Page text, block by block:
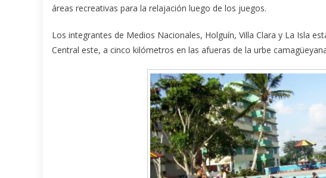
áreas recreativas para la relajación luego de los juegos.
Los integrantes de Medios Nacionales, Holguín, Villa Clara y La Isla
Central este, a cinco kilómetros en las afueras de la urbe